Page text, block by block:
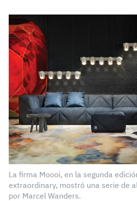
La firma Moooi, en la segunda
extraordinary, mostró una serie de
por Marcel Wanders.